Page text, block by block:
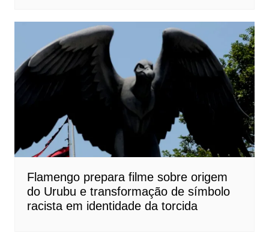
Flamengo prepara filme sobre origem
do Urubu e transformação de símbolo
racista em identidade da torcida